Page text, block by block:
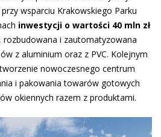
wsparciu Krakowskiego Parku
inwestycji o wartości 40 mln zł
rozbudowana i zautomatyzowana
z aluminium oraz z PVC. Kolejnym
nowoczesnego centrum
i pakowania towarów gotowych
okiennych razem z produktami.